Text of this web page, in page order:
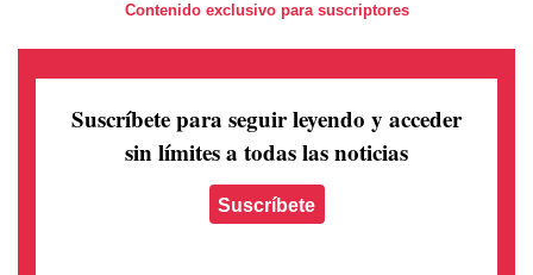
Contenido exclusivo para suscriptores
Suscríbete para seguir leyendo y acceder
sin límites a todas las noticias
Suscríbete